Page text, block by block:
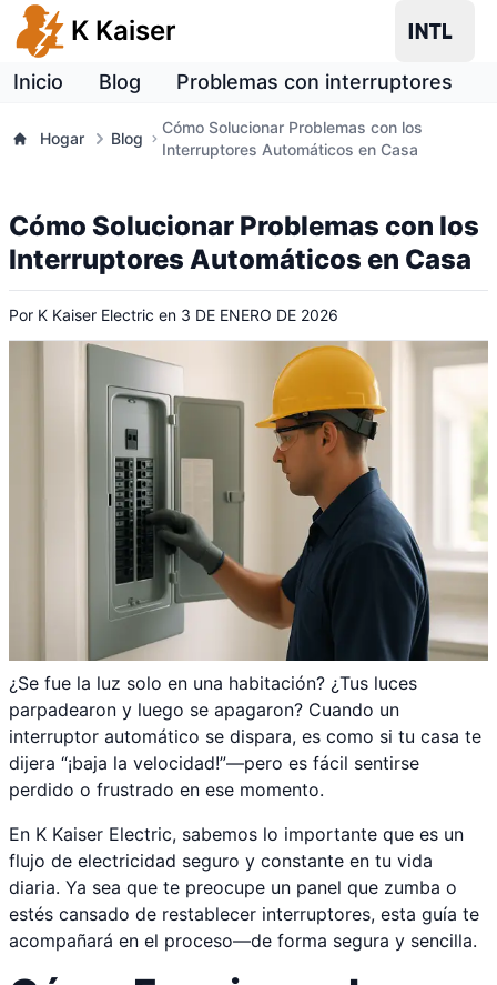
K Kaiser
Inicio Blog Problemas con interruptores
Hogar Blog
Cómo Solucionar Problemas con los
Interruptores Automáticos en Casa
Cómo Solucionar Problemas con los
Interruptores Automáticos en Casa
Por K Kaiser Electric en 3 DE ENERO DE 2026
¿Se fue la luz solo en una habitación? ¿Tus luces
parpadearon y luego se apagaron? Cuando un
interruptor automático se dispara, es como si tu casa te
dijera “¡baja la velocidad!”—pero es fácil sentirse
perdido o frustrado en ese momento.
En K Kaiser Electric, sabemos lo importante que es un
flujo de electricidad seguro y constante en tu vida
diaria. Ya sea que te preocupe un panel que zumba o
estés cansado de restablecer interruptores, esta guía te
acompañará en el proceso—de forma segura y sencilla.